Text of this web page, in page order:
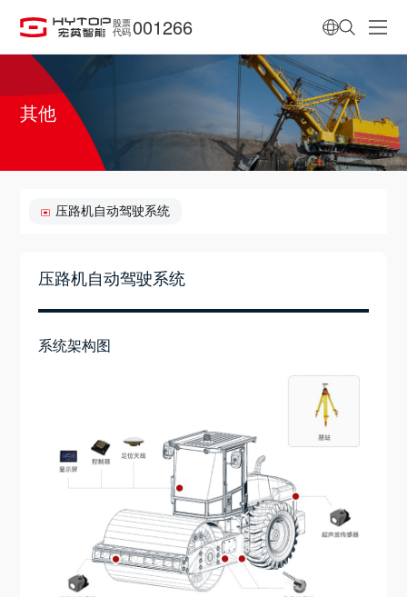
股票
代码 001266
其他
压路机自动驾驶系统
压路机自动驾驶系统
系统架构图